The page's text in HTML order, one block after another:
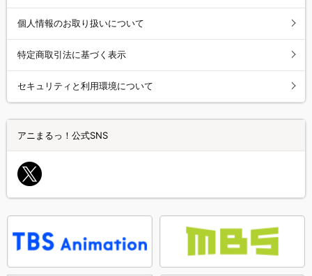
個人情報のお取り扱いについて
特定商取引法に基づく表示
セキュリティと利用環境について
アニまるっ！公式SNS